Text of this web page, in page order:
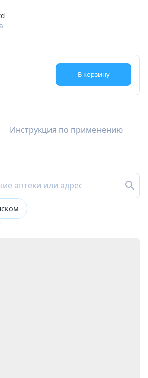
В корзину
Инструкция по применению